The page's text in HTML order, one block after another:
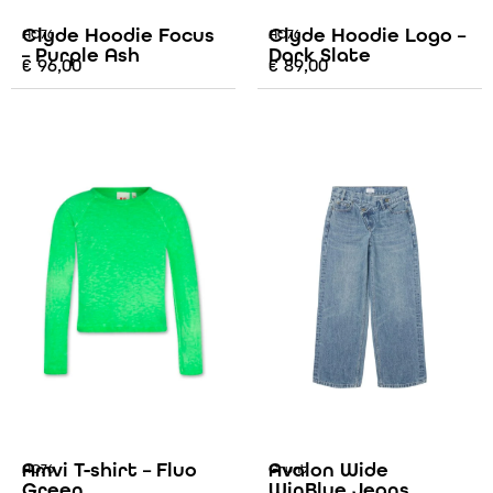
AO76
Clyde Hoodie Focus
– Purple Ash
€ 96,00
AO76
Clyde Hoodie Logo –
Dark Slate
€89,00
AO76
Amvi T-shirt – Fluo
Grunt
Avalon Wide